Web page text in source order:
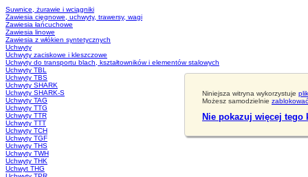
Niniejsza witryna wykorzystuje
Możesz samodzielnie
Nie pokazuj więcej tego
Suwnice, żurawie i wciągniki
Zawiesia cięgnowe, uchwyty, trawersy, wagi
Zawiesia łańcuchowe
Zawiesia linowe
Zawiesia z włókien syntetycznych
Uchwyty
Uchwyty zaciskowe i kleszczowe
Uchwyty do transportu blach, kształtowników i elementów stalowych
Uchwyty TBL
Uchwyty TBS
Uchwyty SHARK
Uchwyty SHARK-S
Uchwyty TAG
Uchwyty TTG
Uchwyty TTR
Uchwyty TTT
Uchwyty TCH
Uchwyty TGF
Uchwyty THS
Uchwyty TWH
Uchwyty THK
Uchwyt THG